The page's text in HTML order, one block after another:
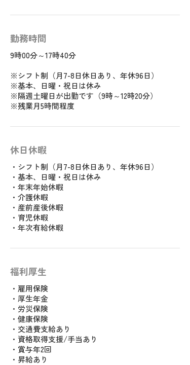
勤務時間
9時00分～17時40分
※シフト制（月7-8日休日あり、年休96日）
※基本、日曜・祝日は休み
※隔週土曜日が出勤です（9時～12時20分）
※残業月5時間程度
休日休暇
・シフト制（月7-8日休日あり、年休96日）
・基本、日曜・祝日は休み
・年末年始休暇
・介護休暇
・産前産後休暇
・育児休暇
・年次有給休暇
福利厚生
・雇用保険
・厚生年金
・労災保険
・健康保険
・交通費支給あり
・資格取得支援/手当あり
・賞与年2回
・昇給あり